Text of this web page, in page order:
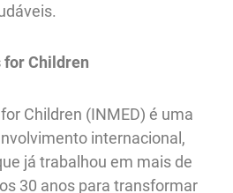
for Children
Children (INMED) é uma
internacional,
já trabalhou em mais de
30 anos para transformar